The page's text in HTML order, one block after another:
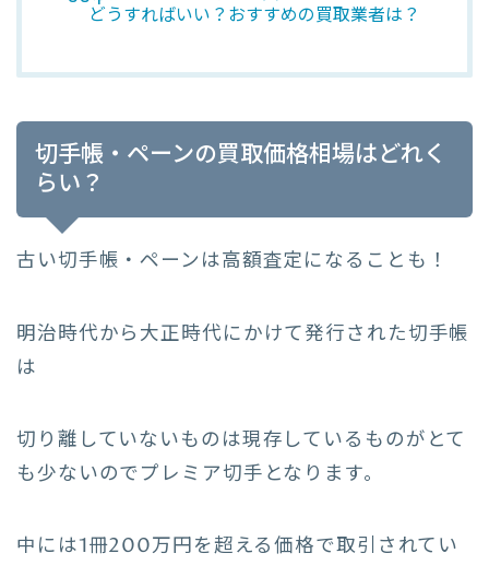
どうすればいい？おすすめの買取業者は？
切手帳・ペーンの買取価格相場はどれく
らい？
古い切手帳・ペーンは高額査定になることも！
明治時代から大正時代にかけて発行された切手帳
は
切り離していないものは現存しているものがとて
も少ないのでプレミア切手となります。
中には1冊200万円を超える価格で取引されてい